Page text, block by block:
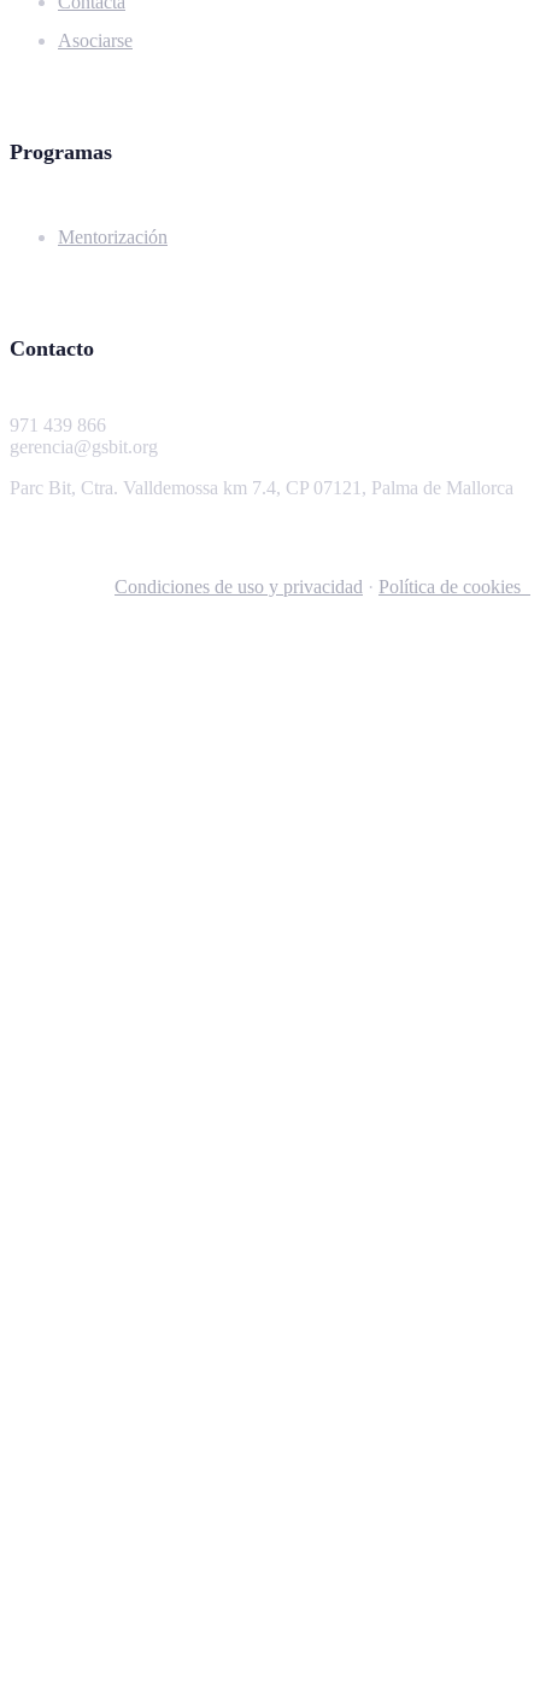
Asociarse
Programas
Mentorización
Contacto
971 439 866
gerencia@gsbit.org
Parc Bit, Ctra. Valldemossa km 7.4, CP 07121, Palma de Mallorca
Condiciones de uso y privacidad · Política de cookies